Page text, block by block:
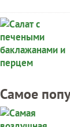
Самое